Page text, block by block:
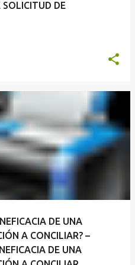
SOLICITUD DE
DE UNA
A CONCILIAR? –
DE UNA